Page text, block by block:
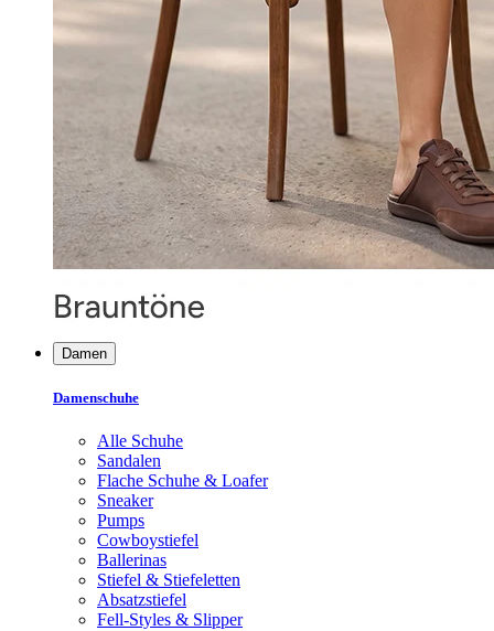
Damen
Damenschuhe
Alle Schuhe
Sandalen
Flache Schuhe & Loafer
Sneaker
Pumps
Cowboystiefel
Ballerinas
Stiefel & Stiefeletten
Absatzstiefel
Fell-Styles & Slipper